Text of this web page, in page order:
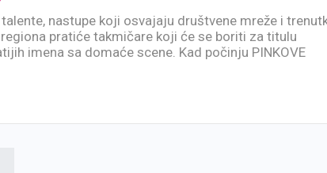
nastupe koji osvajaju društvene mreže i
pratiće takmičare koji će se boriti za titulu
imena sa domaće scene. Kad počinju PINKOVE